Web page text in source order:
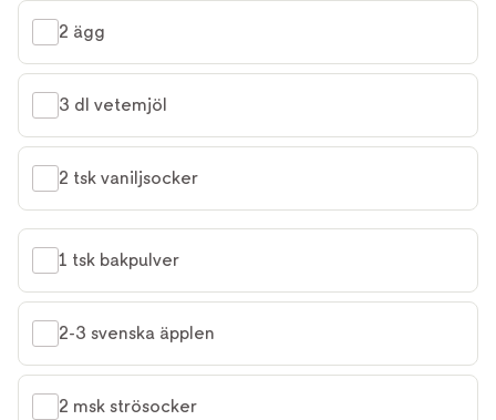
2 ägg
3 dl vetemjöl
2 tsk vaniljsocker
1 tsk bakpulver
2-3 svenska äpplen
2 msk strösocker